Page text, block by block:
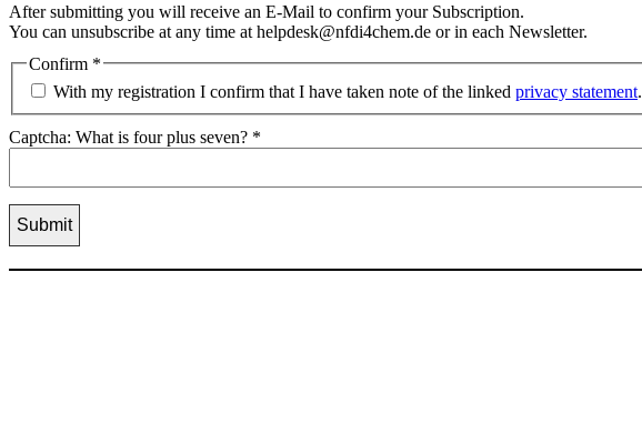
After submitting you will receive an E-Mail to confirm your Subscription.
You can unsubscribe at any time at helpdesk@nfdi4chem.de or in each Newsletter.
Confirm *
With my registration I confirm that I have taken note of the linked privacy statement.
Captcha: What is four plus seven? *